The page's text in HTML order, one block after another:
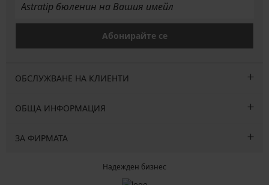
Абонирайте се
ОБСЛУЖВАНЕ НА КЛИЕНТИ
ОБЩА ИНФОРМАЦИЯ
ЗА ФИРМАТА
Надежден бизнес